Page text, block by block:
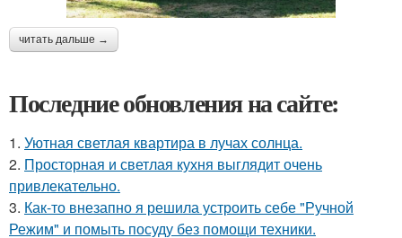
читать дальше →
Последние обновления на сайте:
1. Уютная светлая квартира в лучах солнца.
2. Просторная и светлая кухня выглядит очень
привлекательно.
3. Как-то внезапно я решила устроить себе "Ручной
Режим" и помыть посуду без помощи техники.